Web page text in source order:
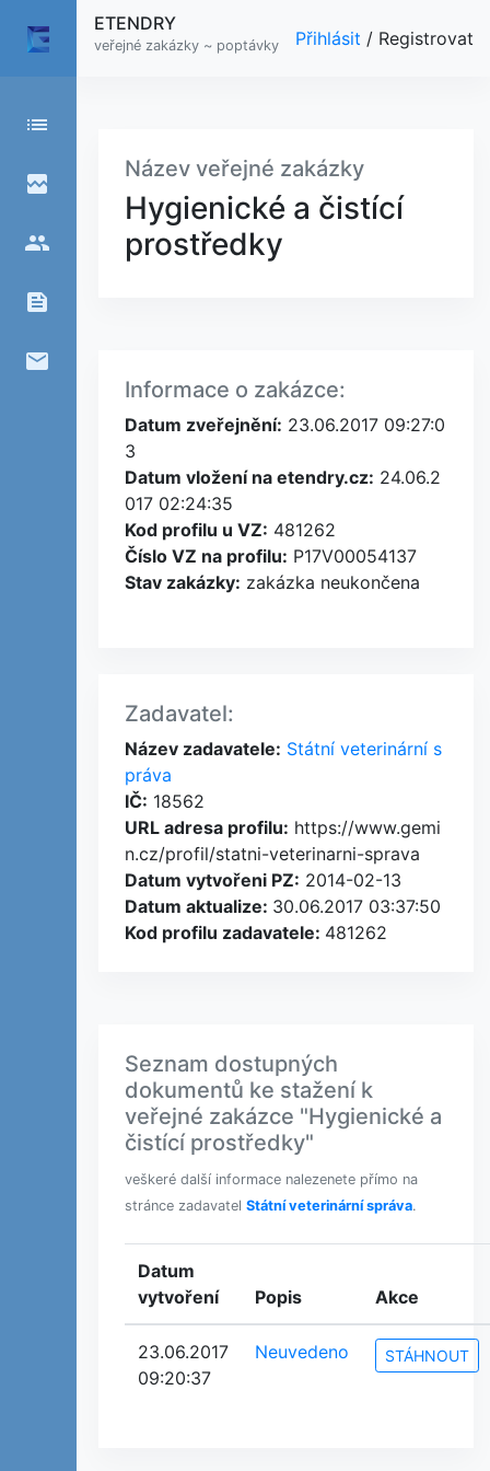
list
broken_image
people
feed
email
ETENDRY
veřejné zakázky ~ poptávky Přihlásit / Registrovat
Název veřejné zakázky
Hygienické a čistící
prostředky
Informace o zakázce:
Datum zveřejnění: 23.06.2017 09:27:0
3
Datum vložení na etendry.cz: 24.06.2
017 02:24:35
Kod profilu u VZ: 481262
Číslo VZ na profilu: P17V00054137
Stav zakázky: zakázka neukončena
Zadavatel:
Název zadavatele: Státní veterinární s
práva
IČ: 18562
URL adresa profilu: https://www.gemi
n.cz/profil/statni-veterinarni-sprava
Datum vytvořeni PZ: 2014-02-13
Datum aktualize: 30.06.2017 03:37:50
Kod profilu zadavatele: 481262
Seznam dostupných
dokumentů ke stažení k
veřejné zakázce "Hygienické a
čistící prostředky"
veškeré další informace nalezenete přímo na
stránce zadavatel Státní veterinární správa.
Datum
vytvoření
Popis Akce
23.06.2017
09:20:37
Neuvedeno STÁHNOUT